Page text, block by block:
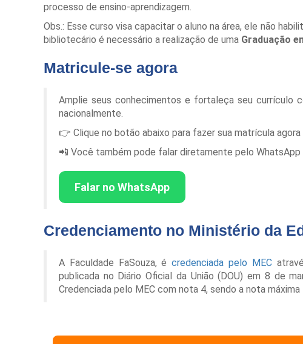
processo de ensino-aprendizagem.
Obs.: Esse curso visa capacitar o aluno na área, ele não
bibliotecário é necessário a realização de uma Graduação
Matricule-se agora
Amplie seus conhecimentos e fortaleça seu currículo
nacionalmente.
👉 Clique no botão abaixo para fazer sua matrícula agora
📲 Você também pode falar diretamente pelo WhatsApp
Falar no WhatsApp
Credenciamento no Ministério da
A Faculdade FaSouza, écredenciada pelo MEC
publicada no Diário Oficial da União (DOU) em 8 de
Credenciada pelo MEC com nota 4, sendo a nota máxima